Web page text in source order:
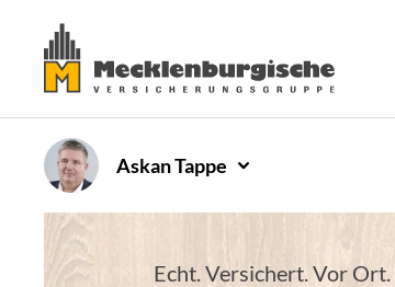
AskanTappe
Echt. Versichert. Vor Ort.